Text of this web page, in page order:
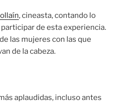
, cineasta, contando lo
de esta experiencia.
las mujeres con las que
de la cabeza.
aplaudidas, incluso antes